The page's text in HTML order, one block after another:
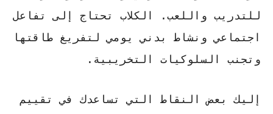
للتدريب واللعب. الكلاب تحتاج إلى تفاعل
اجتماعي ونشاط بدني يومي لتفريغ طاقتها
وتجنب السلوكيات التخريبية.
إليك بعض النقاط التي تساعدك في تقييم